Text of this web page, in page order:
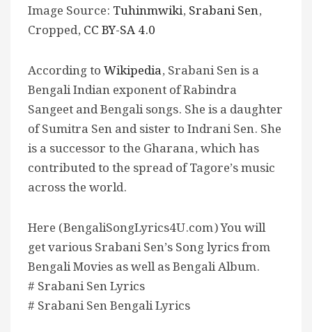
Image Source: Tuhinmwiki, Srabani Sen,
Cropped, CC BY-SA 4.0
According toWikipedia, Srabani Sen is a
Bengali Indian exponent of Rabindra
Sangeet and Bengali songs. She is a daughter
of Sumitra Sen and sister to Indrani Sen. She
is a successor to the Gharana, which has
contributed to the spread of Tagore’s music
across the world.
Here (BengaliSongLyrics4U.com) You will
get various Srabani Sen’s Song lyrics from
Bengali Movies as well as Bengali Album.
# Srabani Sen Lyrics
# Srabani Sen Bengali Lyrics